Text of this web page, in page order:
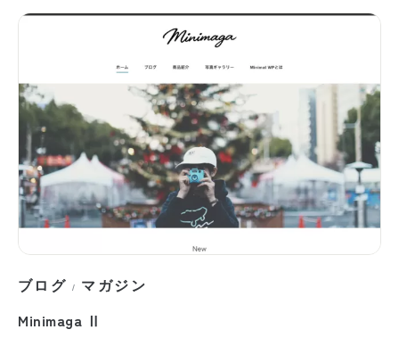
ブログ / マガジン
Minimaga Ⅱ